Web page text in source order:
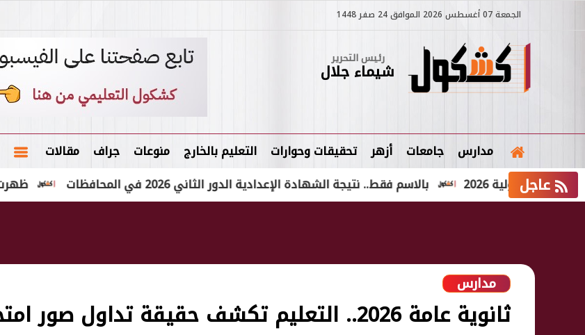
الجمعة 07 أغسطس 2026 الموافق 24 صفر 1448
رئيس التحرير
شيماء جلال
مدارس جامعات أزهر تحقيقات وحوارات التعليم بالخارج منوعات جراف مقالات
عاجل ظهرت الآن نتيجة بالاسم فقط.. نتيجة الشهادة الإعدادية الدور الثاني 2026 في المحافظات 2026
مدارس
ثانوية عامة 2026.. التعليم تكشف حقيقة تداول صور